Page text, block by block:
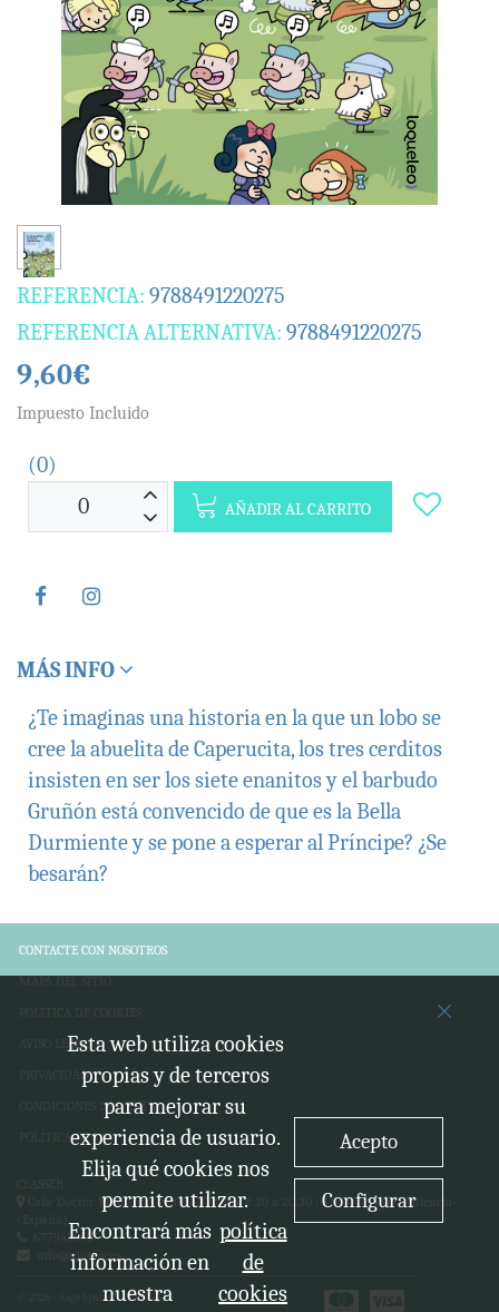
REFERENCIA: 9788491220275
REFERENCIA ALTERNATIVA: 9788491220275
9,60€
Impuesto Incluido
(0)
AÑADIR AL CARRITO
MÁS INFO
¿Te imaginas una historia en la que un lobo se
cree la abuelita de Caperucita, los tres cerditos
insisten en ser los siete enanitos y el barbudo
Gruñón está convencido de que es la Bella
Durmiente y se pone a esperar al Príncipe? ¿Se
besarán?
CONTACTE CON NOSOTROS
MAPA DEL SITIO
POLÍTICA DE COOKIES
AVISO LEGAL
PRIVACIDAD
CONDICIONES DE VENTA
POLÍTICA DE USO
CLASSER
Calle Doctor Moliner, 3 - HORARIO: L-V 8:30 a 20:30 ; S 9:00 a 14:00 -Valencia-
(España)
677948073
info@classer.es
© 2026 - Sage Spain ™ (v.20.27)
Esta web utiliza cookies
propias y de terceros
para mejorar su
experiencia de usuario.
Elija qué cookies nos
permite utilizar.
Encontrará más
información en
nuestra
política
de
cookies
Acepto
Configurar